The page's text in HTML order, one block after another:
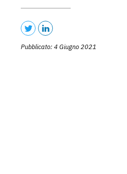
Pubblicato: 4 Giugno 2021